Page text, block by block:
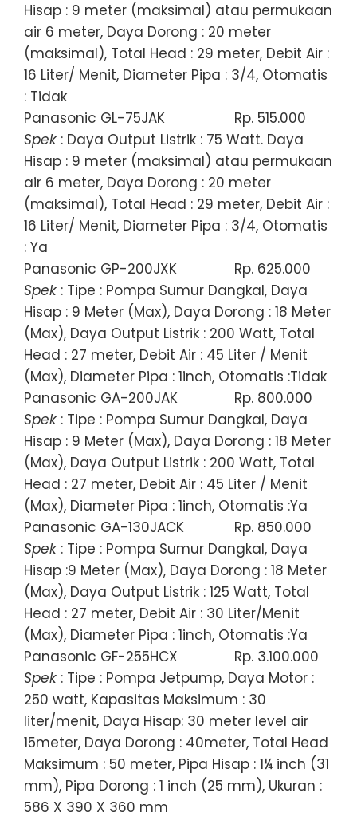
Hisap : 9 meter (maksimal) atau permukaan
air 6 meter, Daya Dorong : 20 meter
(maksimal), Total Head : 29 meter, Debit Air :
16 Liter/ Menit, Diameter Pipa : 3/4, Otomatis
: Tidak
Panasonic GL-75JAK
Rp. 515.000
Spek : Daya Output Listrik : 75 Watt. Daya
Hisap : 9 meter (maksimal) atau permukaan
air 6 meter, Daya Dorong : 20 meter
(maksimal), Total Head : 29 meter, Debit Air :
16 Liter/ Menit, Diameter Pipa : 3/4, Otomatis
: Ya
Panasonic GP-200JXK
Rp. 625.000
Spek : Tipe : Pompa Sumur Dangkal, Daya
Hisap : 9 Meter (Max), Daya Dorong : 18 Meter
(Max), Daya Output Listrik : 200 Watt, Total
Head : 27 meter, Debit Air : 45 Liter / Menit
(Max), Diameter Pipa : 1inch, Otomatis :Tidak
Panasonic GA-200JAK
Rp. 800.000
Spek : Tipe : Pompa Sumur Dangkal, Daya
Hisap : 9 Meter (Max), Daya Dorong : 18 Meter
(Max), Daya Output Listrik : 200 Watt, Total
Head : 27 meter, Debit Air : 45 Liter / Menit
(Max), Diameter Pipa : 1inch, Otomatis :Ya
Panasonic GA-130JACK
Rp. 850.000
Spek : Tipe : Pompa Sumur Dangkal, Daya
Hisap :9 Meter (Max), Daya Dorong : 18 Meter
(Max), Daya Output Listrik : 125 Watt, Total
Head : 27 meter, Debit Air : 30 Liter/Menit
(Max), Diameter Pipa : 1inch, Otomatis :Ya
Panasonic GF-255HCX
Rp. 3.100.000
Spek : Tipe : Pompa Jetpump, Daya Motor :
250 watt, Kapasitas Maksimum : 30
liter/menit, Daya Hisap: 30 meter level air
15meter, Daya Dorong : 40meter, Total Head
Maksimum : 50 meter, Pipa Hisap : 1¼ inch (31
mm), Pipa Dorong : 1 inch (25 mm), Ukuran :
586 X 390 X 360 mm